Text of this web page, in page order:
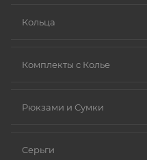
Кольца
Комплекты с Колье
Рюкзами и Сумки
Серьги